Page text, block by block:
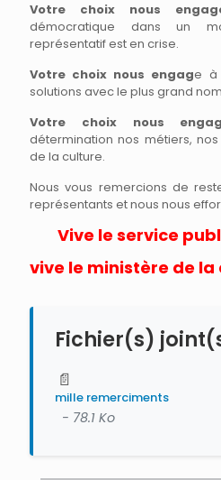
Votre choix nous
démocratique dans un
représentatif est en crise.
Votre choix nous engage à
solutions avec le plus grand
Votre choix nous
détermination nos métiers,
de la culture.
Nous vous remercions de
représentants et nous nous
Vive le service
vive le ministère de
Fichier(s)
📄
mille remerciments
- 78.1 Ko